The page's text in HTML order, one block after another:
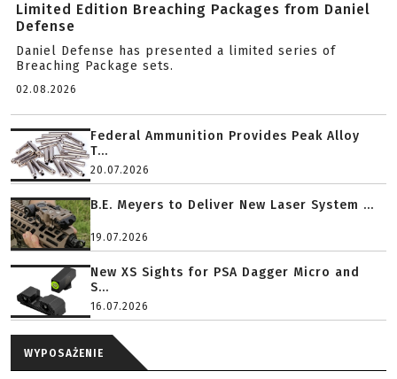
Limited Edition Breaching Packages from Daniel
Defense
Daniel Defense has presented a limited series of
Breaching Package sets.
02.08.2026
Federal Ammunition Provides Peak Alloy
T...
20.07.2026
B.E. Meyers to Deliver New Laser System ...
19.07.2026
New XS Sights for PSA Dagger Micro and
S...
16.07.2026
WYPOSAŻENIE